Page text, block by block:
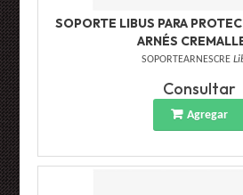
SOPORTE LIBUS PARA
ARNÉS
SOPORTEARNESCRE
Consultar
Agregar